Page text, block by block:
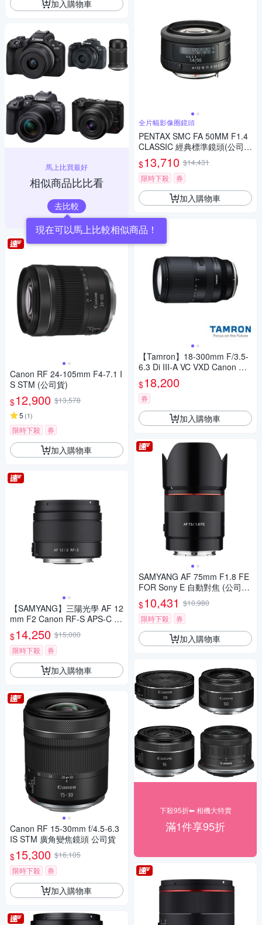
加入購物車
馬上比買最好
相似商品比比看
去比較
現在可以馬上比較相似商品！
Canon RF 24-105mm F4-7.1 I
S STM (公司貨)
$12,900 $13,578
5 (1)
限時下殺 券
加入購物車
【SAMYANG】三陽光學 AF 12
mm F2 Canon RF-S APS-C 自
動對焦鏡頭 公司貨
$14,250 $15,000
限時下殺
券
加入購物車
Canon RF 15-30mm f/4.5-6.3
IS STM 廣角變焦鏡頭 公司貨
$15,300 $16,105
限時下殺
券
加入購物車
全片幅影像圈鏡頭
PENTAX SMC FA 50MM F1.4
CLASSIC 經典標準鏡頭(公司
貨)
$13,710 $14,431
限時下殺
券
加入購物車
【Tamron】18-300mm F/3.5-
6.3 Di III-A VC VXD Canon RF
-S接環 B061(公司貨 3年保固)
$18,200
券
加入購物車
SAMYANG AF 75mm F1.8 FE
FOR Sony E 自動對焦 (公司
貨)
$10,431 $10,980
限時下殺
券
加入購物車
下殺95折⬅︎ 相機大特賣
滿1件享95折